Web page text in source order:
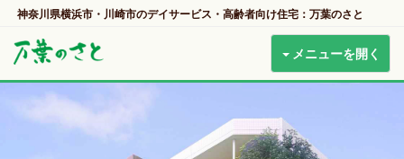
神奈川県横浜市・川崎市のデイサービス・高齢者向け住宅：万葉のさと
メニューを開く